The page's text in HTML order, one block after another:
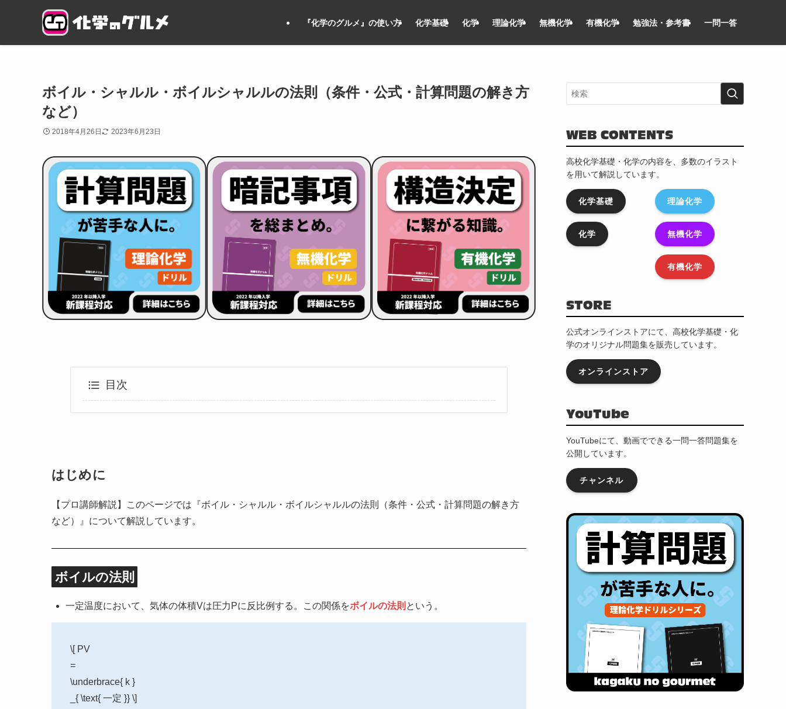
『化学のグルメ』の使い方 化学基礎 化学 理論化学 無機化学 有機化学 勉強法・参考書 一問一答
ボイル・シャルル・ボイルシャルルの法則（条件・公式・計算問題の解き方
など）
2018年4月26日 2023年6月23日
目次
はじめに
【プロ講師解説】このページでは『ボイル・シャルル・ボイルシャルルの法則（条件・公式・計算問題の解き方
など）』について解説しています。
ボイルの法則
一定温度において、気体の体積Vは圧力Pに反比例する。この関係をボイルの法則 という。
\[ PV
=
\underbrace{ k }
_{ \text{ 一定 }} \]
WEB CONTENTS
高校化学基礎・化学の内容を、多数のイラスト
を用いて解説しています。
化学基礎
化学
理論化学
無機化学
有機化学
STORE
公式オンラインストアにて、高校化学基礎・化
学のオリジナル問題集を販売しています。
オンラインストア
YouTube
YouTubeにて、動画でできる一問一答問題集を
公開しています。
チャンネル